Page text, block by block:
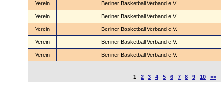
Verein Berliner Basketball Verband e.V.
Verein Berliner Basketball Verband e.V.
Verein Berliner Basketball Verband e.V.
Verein Berliner Basketball Verband e.V.
Verein Berliner Basketball Verband e.V.
1 2 3 4 5 6 7 8 9 10 >>